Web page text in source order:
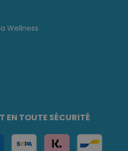
Wellness
EN TOUTE SÉCURITÉ